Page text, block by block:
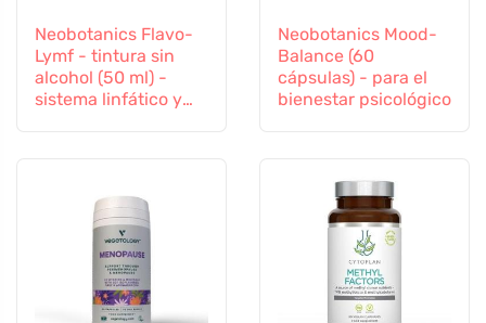
Neobotanics Flavo-
Lymf - tintura sin
alcohol (50 ml) -
sistema linfático y
Neobotanics Mood-
Balance (60
cápsulas) - para el
bienestar psicológico